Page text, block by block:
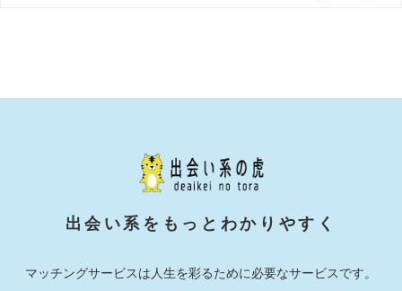
出会い系をもっとわかりやすく
マッチングサービスは人生を彩るために必要なサービスです。